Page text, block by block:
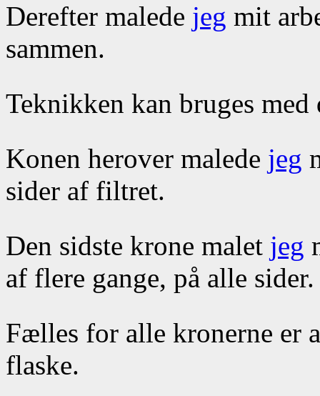
Derefter malede jeg mit
sammen.
Teknikken kan bruges
Konen herover malede jeg
sider af filtret.
Den sidste krone malet jeg
af flere gange, på alle sider.
Fælles for alle kronerne er
flaske.